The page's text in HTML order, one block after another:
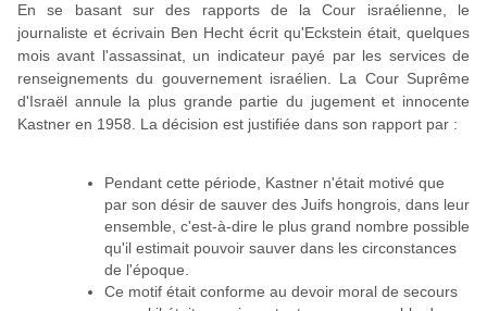
En se basant sur des rapports de la Cour israélienne, le
journaliste et écrivain Ben Hecht écrit qu'Eckstein était, quelques
mois avant l'assassinat, un indicateur payé par les services de
renseignements du gouvernement israélien. La Cour Suprême
d'Israël annule la plus grande partie du jugement et innocente
Kastner en 1958. La décision est justifiée dans son rapport par :
Pendant cette période, Kastner n'était motivé que
par son désir de sauver des Juifs hongrois, dans leur
ensemble, c'est-à-dire le plus grand nombre possible
qu'il estimait pouvoir sauver dans les circonstances
de l'époque.
Ce motif était conforme au devoir moral de secours